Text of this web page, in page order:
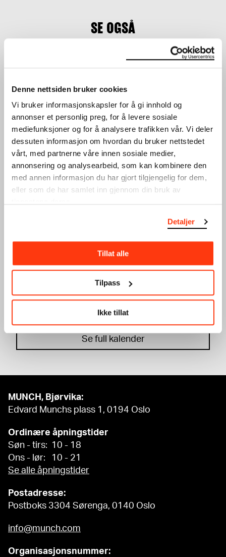
Denne nettsiden bruker cookies
Vi bruker informasjonskapsler for å gi innhold og
annonser et personlig preg, for å levere sosiale
mediefunksjoner og for å analysere trafikken vår. Vi deler
dessuten informasjon om hvordan du bruker nettstedet
vårt, med partnerne våre innen sosiale medier,
annonsering og analysearbeid, som kan kombinere den
med annen informasjon du har gjort tilgjengelig for dem,
eller som de har samlet inn gjennom din bruk av
Detaljer
Tillat alle
Tilpass
Ikke tillat
SE OGSÅ
AKTIVITETSBORD I LOBBY
24.03.2024,10:00–16:00
Lobby
UNG: SKATEBOARD
WORKSHOP
VERKSTED
28.03.2024 ,15:00
Verksted
UNG VINTERFERIE:
20.02.2024,15:00
UNG VINTERFERIE:
GRAFISK DESIGN
VERKSTED
19.02.2024,15:00
Se full kalender
MUNCH, Bjørvika:
Edvard Munchs plass 1, 0194 Oslo
Ordinære åpningstider
Søn - tirs: 10 - 18
Ons - lør: 10 - 21
Se alle åpningstider
Postadresse:
Postboks 3304 Sørenga, 0140 Oslo
info@munch.com
Organisasjonsnummer: